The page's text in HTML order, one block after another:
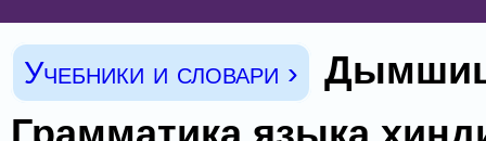
Учебники и словари ›